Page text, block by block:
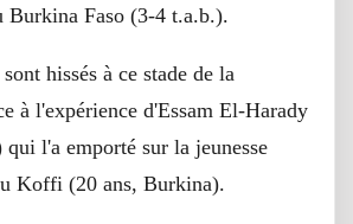
Burkina Faso (3-4 t.a.b.).
hissés à ce stade de la
à l'expérience d'Essam El-Harady
l'a emporté sur la jeunesse
Koffi (20 ans, Burkina).